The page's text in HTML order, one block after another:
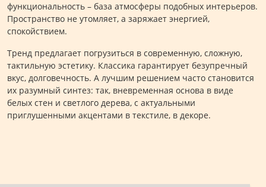
функциональность – база атмосферы подобных интерьеров.
Пространство не утомляет, а заряжает энергией,
спокойствием.
Тренд предлагает погрузиться в современную, сложную,
тактильную эстетику. Классика гарантирует безупречный
вкус, долговечность. А лучшим решением часто становится
их разумный синтез: так, вневременная основа в виде
белых стен и светлого дерева, с актуальными
приглушенными акцентами в текстиле, в декоре.